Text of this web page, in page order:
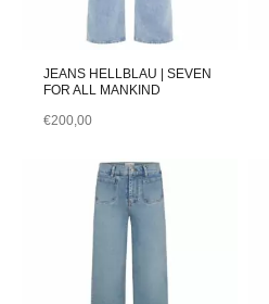
JEANS HELLBLAU | SEVEN
FOR ALL MANKIND
€200,00